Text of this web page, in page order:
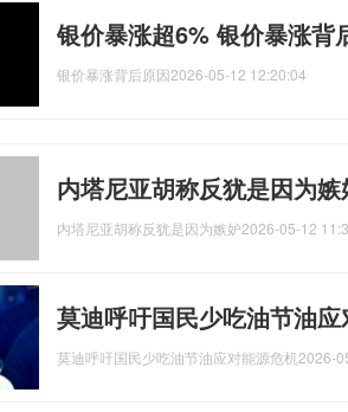
银价暴涨超6% 银价暴涨背
银价暴涨背后原因2026-05-12 12:20:04
内塔尼亚胡称反犹是因为嫉
内塔尼亚胡称反犹是因为嫉妒2026-05-12
莫迪呼吁国民少吃油节油
莫迪呼吁国民少吃油节油应对能源危机 2026-